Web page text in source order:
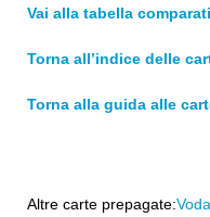
Vai alla tabella
Torna all’indice delle
Torna alla guida alle
Altre carte prepagate: